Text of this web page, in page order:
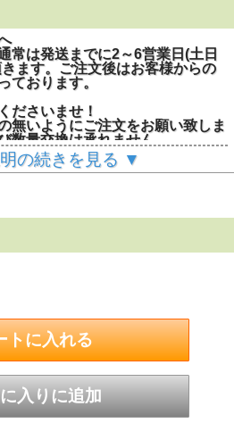
常は発送までに2～6営業日(土日
ます。ご注文後はお客様からの
ております。
ださいませ！
無いようにご注文をお願い致しま
数量交換は承れません。
入れる目的は「緩み止め」と緩ん
スプリングワッシャーを入れる事
と部材の両方に食い込む事によっ
んだねじが緩んでも、スプリン
って押し付けられ摩擦力が増し、
なるのが脱落防止効果です。
の続きを見る ▼